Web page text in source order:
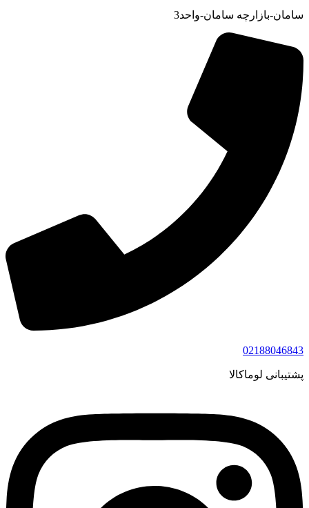
سامان-بازارچه سامان-واحد3
02188046843
پشتیبانی لوماکالا